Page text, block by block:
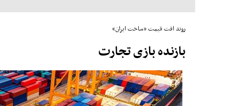
روند افت قیمت «ساخت ایران»
بازنده بازی تجارت